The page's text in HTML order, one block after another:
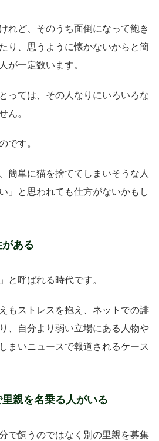
れど、そのうち面倒になって飽き
り、思うように懐かないからと簡
が一定数います。
っては、その人なりにいろいろな
ん。
です。
簡単に猫を捨ててしまいそうな人
」と思われても仕方がないかもし
ある
と呼ばれる時代です。
もストレスを抱え、ネットでの誹
、自分より弱い立場にある人物や
まいニュースで報道されるケース
親を名乗る人がいる
で飼うのではなく別の里親を募集